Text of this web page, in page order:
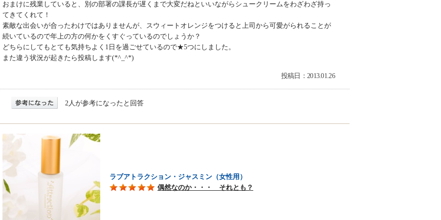
おまけに残業していると、別の部署の課長が遅くまで大変だねといいながらシュークリームをわざわざ持っ
てきてくれて！
素敵な出会いが合ったわけではありませんが、スウィートオレンジをつけると上司から可愛がられることが
続いているので年上の方の何かをくすぐっているのでしょうか？
どちらにしてもとても気持ちよく1日を過ごせているので★5つにしました。
また違う状況が起きたら投稿します(*^_^*)
投稿日：2013.01.26
2人が参考になったと回答
ラブアトラクション・ジャスミン（女性用）
偶然なのか・・・ それとも？